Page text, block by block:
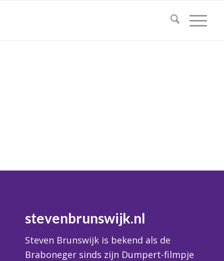
stevenbrunswijk.nl
Steven Brunswijk is bekend als de
Braboneger sinds zijn Dumpert-filmpje